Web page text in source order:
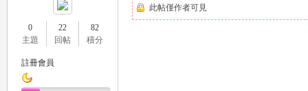
0
主題
22
回帖
82
積分
註冊會員
此帖僅作者可見